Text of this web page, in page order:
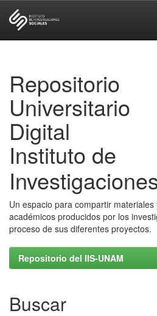
Repositorio
Universitario
Digital
Instituto de
Un espacio para compartir
académicos producidos por los
proceso de sus diferentes proyectos.
Repositorio del IIS-UNAM
Buscar